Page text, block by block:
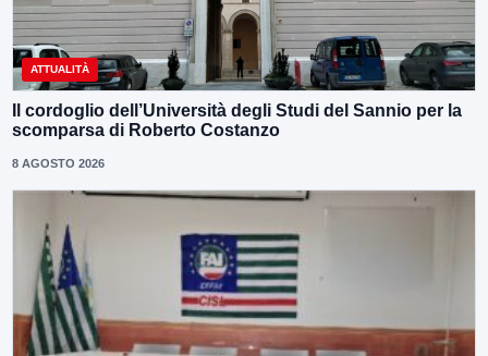
ATTUALITÀ
Il cordoglio dell’Università degli Studi del Sannio per la
scomparsa di Roberto Costanzo
8 AGOSTO 2026